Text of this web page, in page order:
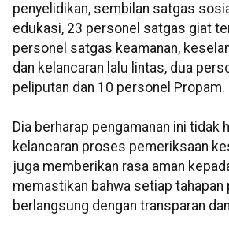
penyelidikan, sembilan satgas
edukasi, 23 personel satgas giat
personel satgas keamanan,
dan kelancaran lalu lintas, dua
peliputan dan 10 personel Propam.
Dia berharap pengamanan ini tidak
kelancaran proses pemeriksaan
juga memberikan rasa aman
memastikan bahwa setiap tahapan
berlangsung dengan transparan